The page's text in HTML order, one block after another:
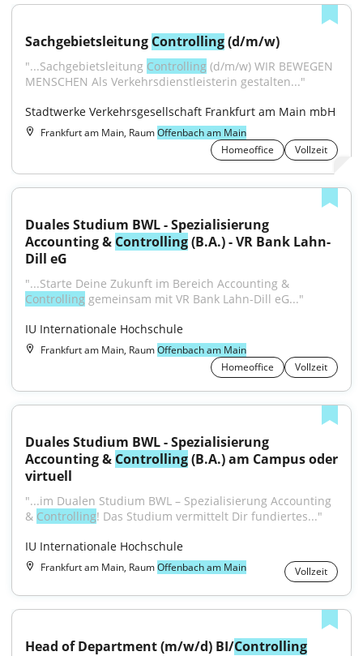
Sachgebietsleitung Controlling (d/m/w)
"...Sachgebietsleitung Controlling (d/m/w) WIR BEWEGEN
MENSCHEN Als Verkehrsdienstleisterin gestalten..."
Stadtwerke Verkehrsgesellschaft Frankfurt am Main mbH
Frankfurt am Main, RaumOffenbach am Main
Homeoffice
Vollzeit
Duales Studium BWL - Spezialisierung
Accounting & Controlling (B.A.) - VR Bank Lahn-
Dill eG
Controlling gemeinsam mit VR Bank Lahn-Dill eG..."
IU Internationale Hochschule
Frankfurt am Main, RaumOffenbach am Main
Homeoffice
Vollzeit
Duales Studium BWL - Spezialisierung
Accounting & Controlling (B.A.) am Campus oder
virtuell
"...im Dualen Studium BWL – Spezialisierung Accounting
& Controlling! Das Studium vermittelt Dir fundiertes..."
IU Internationale Hochschule
Frankfurt am Main, RaumOffenbach am Main Vollzeit
Head of Department (m/w/d) BI/Controlling